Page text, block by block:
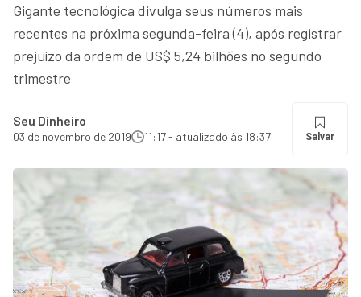
Gigante tecnológica divulga seus números mais
recentes na próxima segunda-feira (4), após registrar
prejuízo da ordem de US$ 5,24 bilhões no segundo
trimestre
Seu Dinheiro
03 de novembro de 2019 11:17 - atualizado às 18:37 Salvar